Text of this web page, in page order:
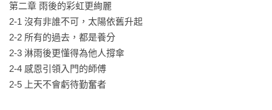
台新人壽第一營業群／業務副總 朱城鋒
公勝保險經紀人／總經理 陳德成
公勝保險經紀人桃園星火事業部／負責人 劉宥彤
真誠推薦
第二章 雨後的彩虹更絢麗
2-1 沒有非誰不可，太陽依舊升起
2-2 所有的過去，都是養分
2-3 淋雨後更懂得為他人撐傘
2-4 感恩引領入門的師傅
2-5 上天不會虧待勤奮者